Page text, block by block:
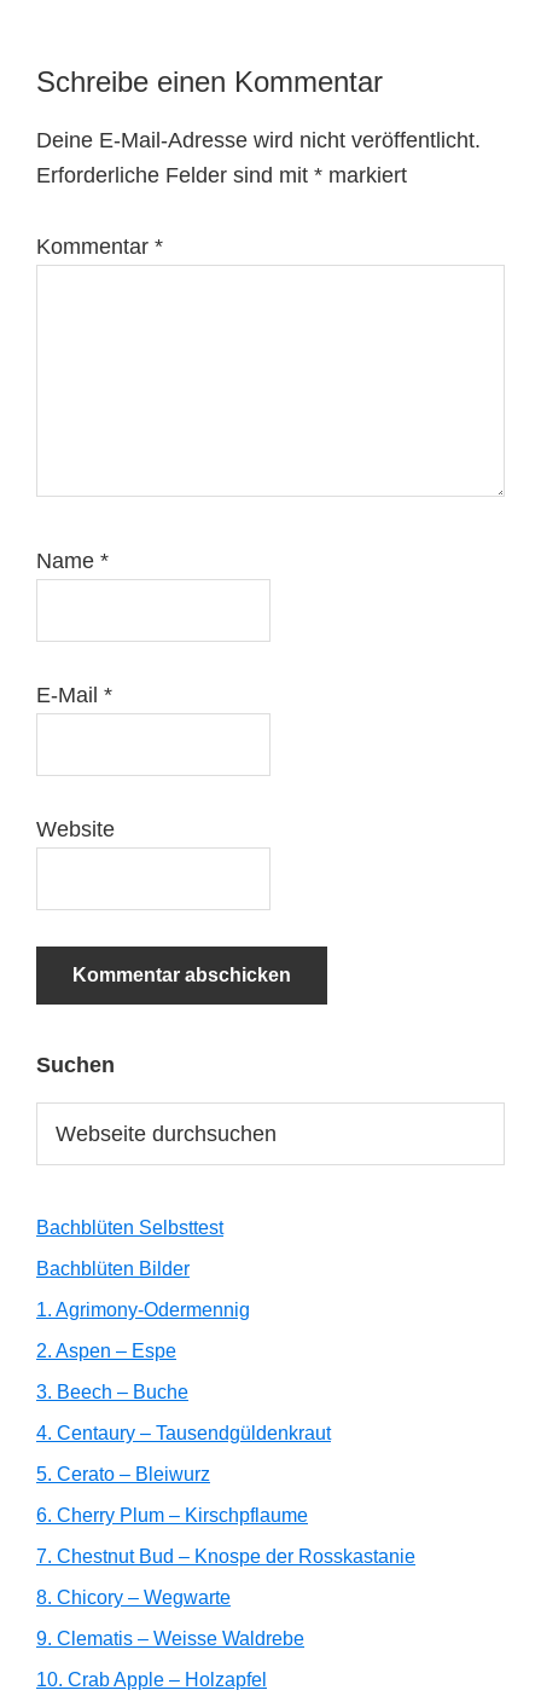
Leser-
Interaktionen
Schreibe einen Kommentar
Deine E-Mail-Adresse wird nicht veröffentlicht.
Erforderliche Felder sind mit * markiert
Kommentar *
Name *
E-Mail *
Website
Haupt-
Sidebar
Suchen
durchsuchen
Bachblüten Selbsttest
Bachblüten Bilder
1. Agrimony-Odermennig
2. Aspen – Espe
3. Beech – Buche
4. Centaury – Tausendgüldenkraut
5. Cerato – Bleiwurz
6. Cherry Plum – Kirschpflaume
7. Chestnut Bud – Knospe der Rosskastanie
8. Chicory – Wegwarte
9. Clematis – Weisse Waldrebe
10. Crab Apple – Holzapfel